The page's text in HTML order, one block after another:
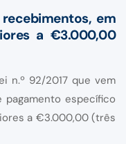
em
a €3.000,00
n.º 92/2017 que vem
específico
a €3.000,00 (três